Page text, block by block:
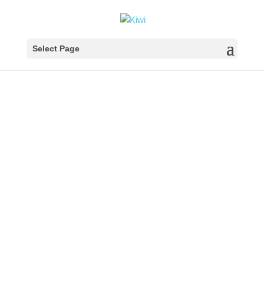
Select Page